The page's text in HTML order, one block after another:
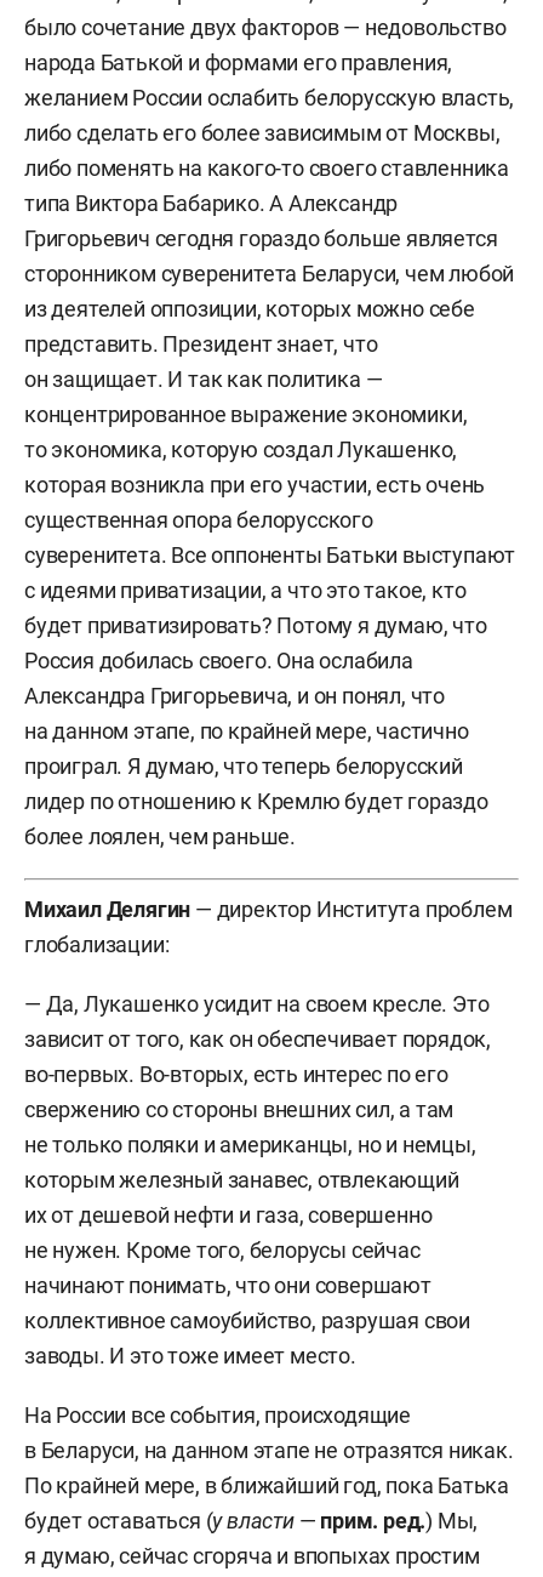
было сочетание двух факторов — недовольство
народа Батькой и формами его правления,
желанием России ослабить белорусскую власть,
либо сделать его более зависимым от Москвы,
либо поменять на какого-то своего ставленника
типа Виктора Бабарико. А Александр
Григорьевич сегодня гораздо больше является
сторонником суверенитета Беларуси, чем любой
из деятелей оппозиции, которых можно себе
представить. Президент знает, что
он защищает. И так как политика —
концентрированное выражение экономики,
то экономика, которую создал Лукашенко,
которая возникла при его участии, есть очень
существенная опора белорусского
суверенитета. Все оппоненты Батьки выступают
с идеями приватизации, а что это такое, кто
будет приватизировать? Потому я думаю, что
Россия добилась своего. Она ослабила
Александра Григорьевича, и он понял, что
на данном этапе, по крайней мере, частично
проиграл. Я думаю, что теперь белорусский
лидер по отношению к Кремлю будет гораздо
более лоялен, чем раньше.
Михаил Делягин — директор Института проблем
глобализации:
— Да, Лукашенко усидит на своем кресле. Это
зависит от того, как он обеспечивает порядок,
во-первых. Во-вторых, есть интерес по его
свержению со стороны внешних сил, а там
не только поляки и американцы, но и немцы,
которым железный занавес, отвлекающий
их от дешевой нефти и газа, совершенно
не нужен. Кроме того, белорусы сейчас
начинают понимать, что они совершают
коллективное самоубийство, разрушая свои
заводы. И это тоже имеет место.
На России все события, происходящие
в Беларуси, на данном этапе не отразятся никак.
По крайней мере, в ближайший год, пока Батька
будет оставаться (у власти— прим. ред.) Мы,
я думаю, сейчас сгоряча и впопыхах простим